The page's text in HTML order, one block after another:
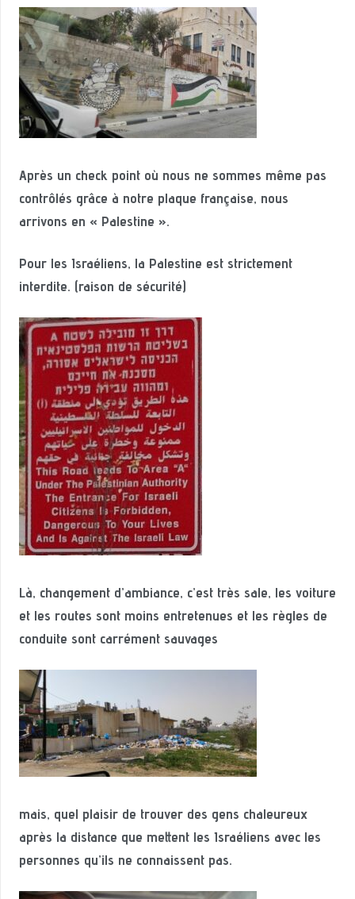
Après un check point où nous ne sommes même pas
contrôlés grâce à notre plaque française, nous
arrivons en « Palestine ».
Pour les Israéliens, la Palestine est strictement
interdite. (raison de sécurité)
Là, changement d’ambiance, c’est très sale, les voiture
et les routes sont moins entretenues et les règles de
conduite sont carrément sauvages
mais, quel plaisir de trouver des gens chaleureux
après la distance que mettent les Israéliens avec les
personnes qu’ils ne connaissent pas.